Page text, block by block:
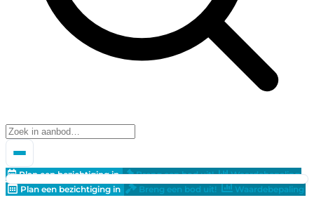
Plan een bezichtiging in Breng een bod uit!
Waardebepaling
Plan een bezichtiging in
Breng een bod uit! Waardebepaling